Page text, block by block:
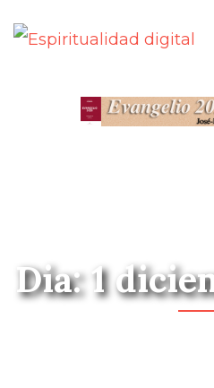
Dia: 1